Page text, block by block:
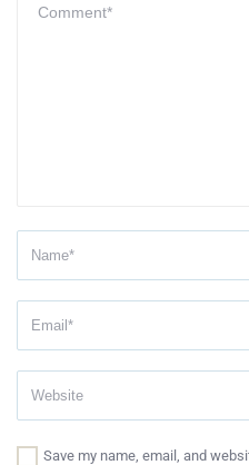
Save my name, email, and